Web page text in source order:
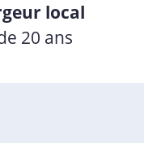
local
20 ans